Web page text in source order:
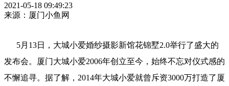
2021-05-18 09:49:23
来源：厦门小鱼网
5月13日，大城小爱婚纱摄影新馆花锦墅2.0举行了盛大的
发布会。厦门大城小爱2006年创立至今，始终不忘对仪式感的
不懈追寻。据了解，2014年大城小爱就曾斥资3000万打造了厦